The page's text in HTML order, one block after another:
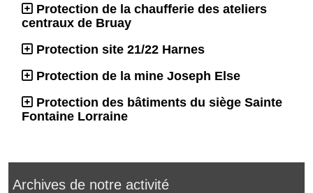
Protection de la chaufferie des ateliers
centraux de Bruay
Protection site 21/22 Harnes
Protection de la mine Joseph Else
Protection des bâtiments du siège Sainte
Fontaine Lorraine
Archives de notre activité